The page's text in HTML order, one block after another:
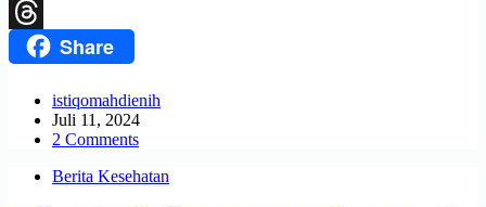
X
ThreadsShare
istiqomahdienih
Juli 11, 2024
2 Comments
Berita Kesehatan